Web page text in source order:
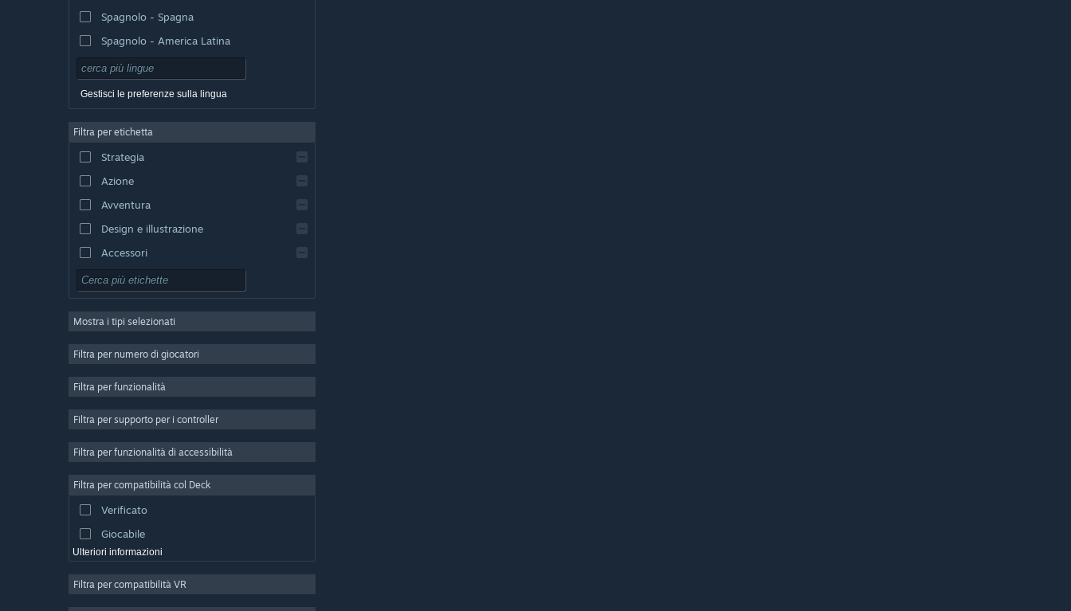
Spagnolo - Spagna
Spagnolo - America Latina
Gestisci le preferenze sulla lingua
Filtra per etichetta
Strategia
Azione
Avventura
Design e illustrazione
Accessori
Free-to-Play
Multigiocatore di massa
Simulazione
Produzione di video
Fotoritocco
Mostra i tipi selezionati
Filtra per numero di giocatori
Filtra per funzionalità
Filtra per supporto per i controller
Filtra per funzionalità di accessibilità
Filtra per compatibilità col Deck
Verificato
Giocabile
Ulteriori informazioni
Filtra per compatibilità VR